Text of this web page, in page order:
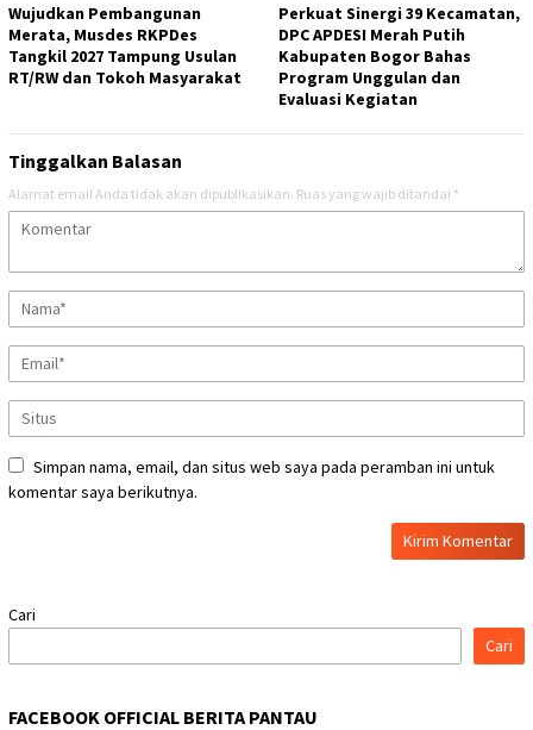
Wujudkan Pembangunan
Merata, Musdes RKPDes
Tangkil 2027 Tampung Usulan
RT/RW dan Tokoh Masyarakat
Perkuat Sinergi 39 Kecamatan,
DPC APDESI Merah Putih
Kabupaten Bogor Bahas
Program Unggulan dan
Evaluasi Kegiatan
Tinggalkan Balasan
Alamat email Anda tidak akan dipublikasikan. Ruas yang wajib ditandai *
Simpan nama, email, dan situs web saya pada peramban ini untuk
komentar saya berikutnya.
Cari
Cari
FACEBOOK OFFICIAL BERITA PANTAU